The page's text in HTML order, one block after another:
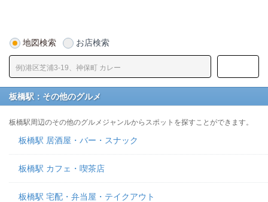
地図検索 お店検索
板橋駅：その他のグルメ
板橋駅周辺のその他のグルメジャンルからスポットを探すことができます。
板橋駅 居酒屋・バー・スナック
板橋駅 カフェ・喫茶店
板橋駅 宅配・弁当屋・テイクアウト